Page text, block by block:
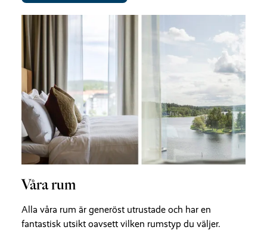
Våra rum
Alla våra rum är generöst utrustade och har en
fantastisk utsikt oavsett vilken rumstyp du väljer.